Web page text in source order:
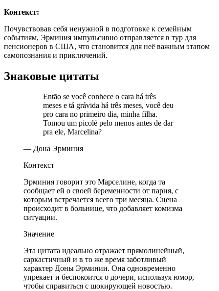
Контекст:
Почувствовав себя ненужной в подготовке к семейным
событиям, Эрминия импульсивно отправляется в тур для
пенсионеров в США, что становится для неё важным этапом
самопознания и приключений.
Знаковые цитаты
Então se você conhece o cara há três
meses e tá grávida há três meses, você deu
pro cara no primeiro dia, minha filha.
Tomou um picolé pelo menos antes de dar
pra ele, Marcelina?
— Дона Эрминия
Контекст
Эрминия говорит это Марселине, когда та
сообщает ей о своей беременности от парня, с
которым встречается всего три месяца. Сцена
происходит в больнице, что добавляет комизма
ситуации.
Значение
Эта цитата идеально отражает прямолинейный,
саркастичный и в то же время заботливый
характер Доны Эрминии. Она одновременно
упрекает и беспокоится о дочери, используя юмор,
чтобы справиться с шокирующей новостью.